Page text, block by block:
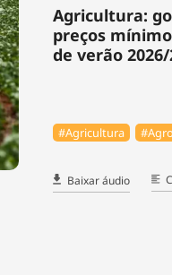
Agricultura:
preços
de verão 2026/
#Agricultura
Baixar áudio